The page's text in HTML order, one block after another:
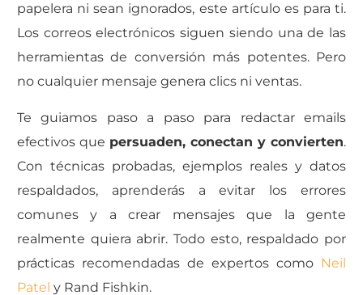
papelera ni sean ignorados, este artículo es para ti.
Los correos electrónicos siguen siendo una de las
herramientas de conversión más potentes. Pero
no cualquier mensaje genera clics ni ventas.
Te guiamos paso a paso para redactar emails
efectivos que persuaden, conectan y convierten.
Con técnicas probadas, ejemplos reales y datos
respaldados, aprenderás a evitar los errores
comunes y a crear mensajes que la gente
realmente quiera abrir. Todo esto, respaldado por
prácticas recomendadas de expertos como Neil
Patel y Rand Fishkin.